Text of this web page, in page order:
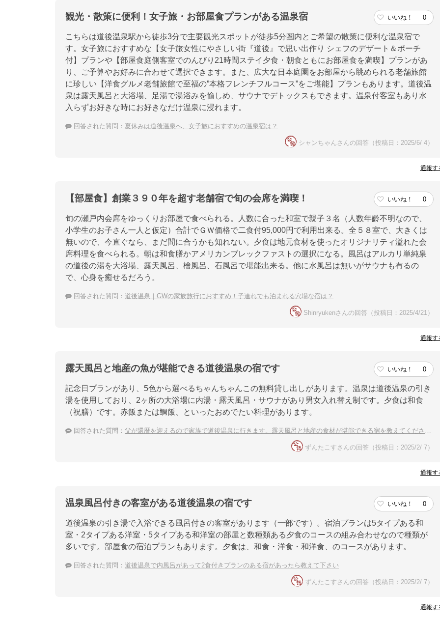
観光・散策に便利！女子旅・お部屋食プランがある温泉宿 いいね！ 0
こちらは道後温泉駅から徒歩3分で主要観光スポットが徒歩5分圏内とご希望の散策に便利な温泉宿で
す。女子旅におすすめな【女子旅女性にやさしい街『道後』で思い出作り シェフのデザート＆ポーチ
付】プランや【部屋食庭側客室でのんびり21時間ステイ夕食・朝食ともにお部屋食を満喫】プランがあ
り、ご予算やお好みに合わせて選択できます。また、広大な日本庭園をお部屋から眺められる老舗旅館
に珍しい【洋食グルメ老舗旅館で至福の”本格フレンチフルコース”をご堪能】プランもあります。道後温
泉は露天風呂と大浴場、足湯で湯浴みを愉しめ、サウナでデトックスもできます。温泉付客室もあり水
入らずお好きな時にお好きなだけ温泉に浸れます。
回答された質問： 夏休みは道後温泉へ、女子旅におすすめの温泉宿は？
シャンちゃんさんの回答（投稿日：2025/6/ 4）
通報す
【部屋食】創業３９０年を超す老舗宿で旬の会席を満喫！ いいね！ 0
旬の瀬戸内会席をゆっくりお部屋で食べられる。人数に合った和室で親子３名（人数年齡不明なので、
小学生のお子さん一人と仮定）合計でＧＷ価格で二食付95,000円で利用出来る。全５８室で、大きくは
無いので、今直ぐなら、まだ間に合うかも知れない。夕食は地元食材を使ったオリジナリティ溢れた会
席料理を食べられる。朝は和食膳かアメリカンブレックファストの選択になる。風呂はアルカリ単純泉
の道後の湯を大浴場、露天風呂、檜風呂、石風呂で堪能出来る。他に水風呂は無いがサウナも有るの
で、心身を癒せるだろう。
回答された質問： 道後温泉｜GWの家族旅行におすすめ！子連れでも泊まれる穴場な宿は？
Shinryukenさんの回答（投稿日：2025/4/21）
通報す
露天風呂と地産の魚が堪能できる道後温泉の宿です いいね！ 0
記念日プランがあり、5色から選べるちゃんちゃんこの無料貸し出しがあります。温泉は道後温泉の引き
湯を使用しており、2ヶ所の大浴場に内湯・露天風呂・サウナがあり男女入れ替え制です。夕食は和食
（祝膳）です。赤飯または鯛飯、といったおめでたい料理があります。
回答された質問： 父が還暦を迎えるので家族で道後温泉に行きます。露天風呂と地産の食材が堪能できる宿を教えてください。
ずんたこすさんの回答（投稿日：2025/2/ 7）
通報す
温泉風呂付きの客室がある道後温泉の宿です いいね！ 0
道後温泉の引き湯で入浴できる風呂付きの客室があります（一部です）。宿泊プランは5タイプある和
室・2タイプある洋室・5タイプある和洋室の部屋と数種類ある夕食のコースの組み合わせなので種類が
多いです。部屋食の宿泊プランもあります。夕食は、和食・洋食・和洋食、のコースがあります。
回答された質問： 道後温泉で内風呂があって2食付きプランのある宿があったら教えて下さい
ずんたこすさんの回答（投稿日：2025/2/ 7）
通報す